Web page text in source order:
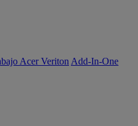
Acer Veriton Add-In-One